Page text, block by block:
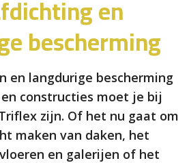
en
bescherming
en langdurige bescherming
constructies moet je bij
zijn. Of het nu gaat om
maken van daken, het
en galerijen of het